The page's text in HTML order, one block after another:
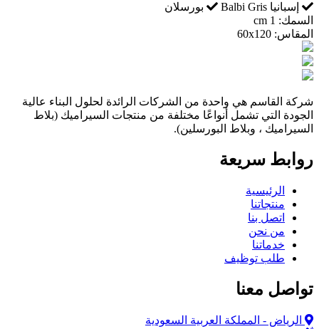
إسبانيا Balbi Gris
بورسلان
السمك: 1 cm
المقاس: 60x120
شركة القاسم هي واحدة من الشركات الرائدة لحلول البناء عالية
الجودة التي تشمل أنواعًا مختلفة من منتجات السيراميك (بلاط
السيراميك ، وبلاط البورسلين).
روابط سريعة
الرئيسية
منتجاتنا
اتصل بنا
من نحن
خدماتنا
طلب توظيف
تواصل معنا
الرياض - المملكة العربية السعودية